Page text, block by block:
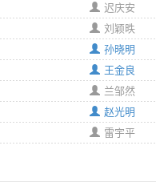
迟庆安
刘颖昳
孙晓明
王金良
兰邹然
赵光明
雷宇平